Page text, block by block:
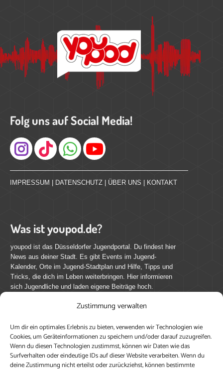
Zustimmung verwalten
Um dir ein optimales Erlebnis zu bieten, verwenden wir Technologien wie
Cookies, um Geräteinformationen zu speichern und/oder darauf zuzugreifen.
Wenn du diesen Technologien zustimmst, können wir Daten wie das
Surfverhalten oder eindeutige IDs auf dieser Website verarbeiten. Wenn du
deine Zustimmung nicht erteilst oder zurückziehst, können bestimmte
Folg uns auf Social Media!
Instagram
IMPRESSUM DATENSCHUTZ ÜBER UNS KONTAKT
Was ist youpod.de?
youpod ist das Düsseldorfer Jugendportal. Du findest hier
News aus deiner Stadt. Es gibt Events im Jugend-
Kalender, Orte im Jugend-Stadtplan und Hilfe, Tipps und
Tricks, die dich im Leben weiterbringen. Hier informieren
sich Jugendliche und laden eigene Beiträge hoch.
Mach mit bei youpod.de!
youpod.de lebt von Menschen wie dir. Sammel
journalistische Erfahrung, teile deine Perspektive und
veröffentliche deine Beiträge auf youpod.de.Du musst
dich anmelden, um alle Funktionen nutzen zu können, ein